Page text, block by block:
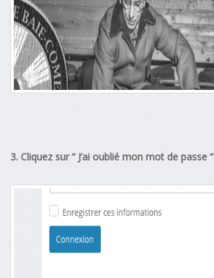
3. Cliquez sur “ J’ai oublié mon mot de passe “